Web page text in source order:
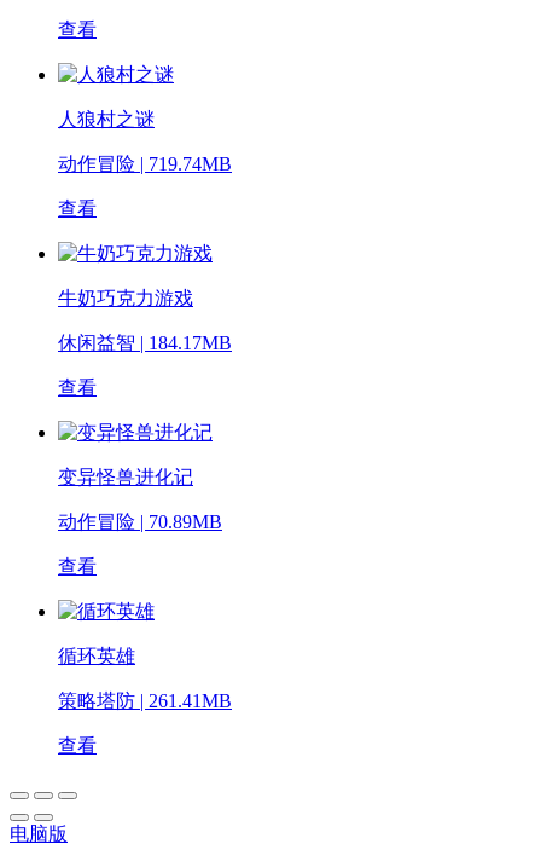
查看
人狼村之谜
动作冒险 | 719.74MB
查看
牛奶巧克力游戏
休闲益智 | 184.17MB
查看
变异怪兽进化记
动作冒险 | 70.89MB
查看
循环英雄
策略塔防 | 261.41MB
查看
电脑版